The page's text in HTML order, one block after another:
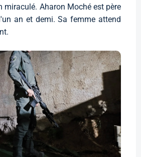
miraculé. Aharon Moché est père
an et demi. Sa femme attend